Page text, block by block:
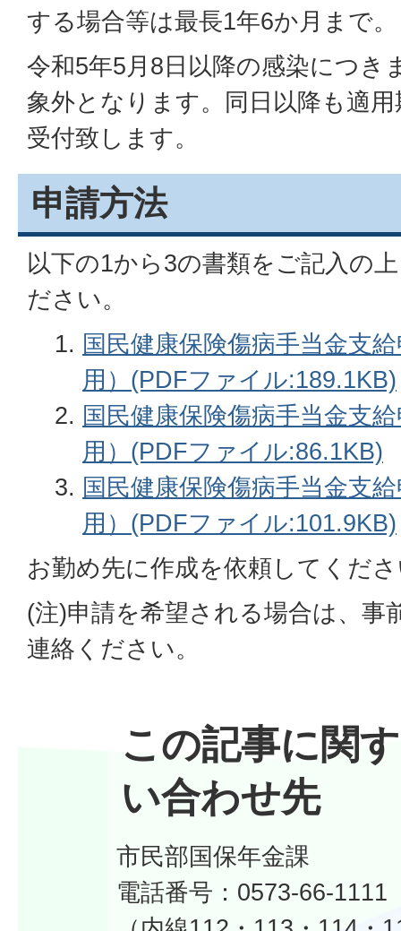
する場合等は最長1年6か月まで。
令和5年5月8日以降の感染につき
象外となります。同日以降も適
受付致します。
申請方法
以下の1から3の書類をご記入の
ださい。
国民健康保険傷病手当金支
用）(PDFファイル:189.1KB)
国民健康保険傷病手当金支
用）(PDFファイル:86.1KB)
国民健康保険傷病手当金支
用）(PDFファイル:101.9KB)
お勤め先に作成を依頼してくだ
(注)申請を希望される場合は、事
連絡ください。
この記事に関
い合わせ先
市民部国保年金課
電話番号：0573-66-1111